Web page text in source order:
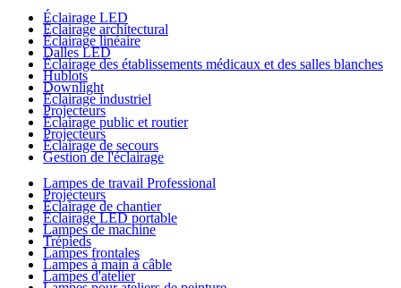
Éclairage LED
Éclairage architectural
Éclairage linéaire
Dalles LED
Éclairage des établissements médicaux et des salles blanches
Hublots
Downlight
Éclairage industriel
Projecteurs
Éclairage public et routier
Projecteurs
Éclairage de secours
Gestion de l'éclairage
Lampes de travail Professional
Projecteurs
Éclairage de chantier
Éclairage LED portable
Lampes de machine
Trépieds
Lampes frontales
Lampes à main à câble
Lampes d'atelier